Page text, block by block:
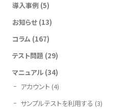
導入事例(5)
お知らせ(13)
コラム(167)
テスト問題 (29)
マニュアル(34)
アカウント (4)
サンプルテストを利用する (3)